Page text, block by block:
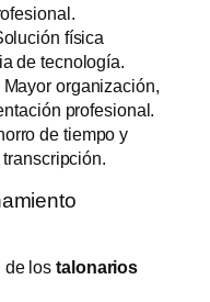
física
de tecnología.
Mayor organización,
profesional.
de tiempo y
de lostalonarios